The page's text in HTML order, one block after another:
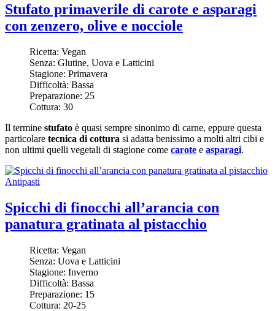
Stufato primaverile di carote e asparagi
con zenzero, olive e nocciole
Ricetta: Vegan
Senza: Glutine, Uova e Latticini
Stagione: Primavera
Difficoltà: Bassa
Preparazione: 25
Cottura: 30
Il termine stufato è quasi sempre sinonimo di carne, eppure questa
particolare tecnica di cottura si adatta benissimo a molti altri cibi e
non ultimi quelli vegetali di stagione come carote e asparagi.
Antipasti
Spicchi di finocchi all’arancia con
panatura gratinata al pistacchio
Ricetta: Vegan
Senza: Uova e Latticini
Stagione: Inverno
Difficoltà: Bassa
Preparazione: 15
Cottura: 20-25